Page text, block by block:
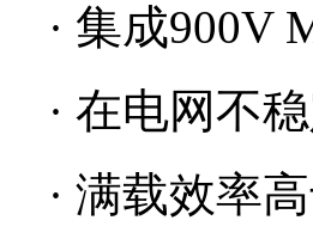
· 集成900V
· 在电网不
· 满载效率